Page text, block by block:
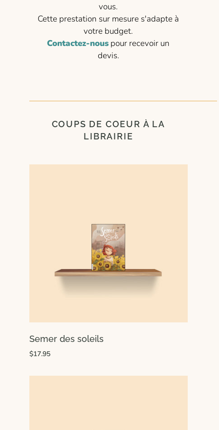
vous.
Cette prestation sur mesure s'adapte à
votre budget.
Contactez-nous pour recevoir un
devis.
COUPS DE COEUR À LA
LIBRAIRIE
Semer des soleils
$17.95